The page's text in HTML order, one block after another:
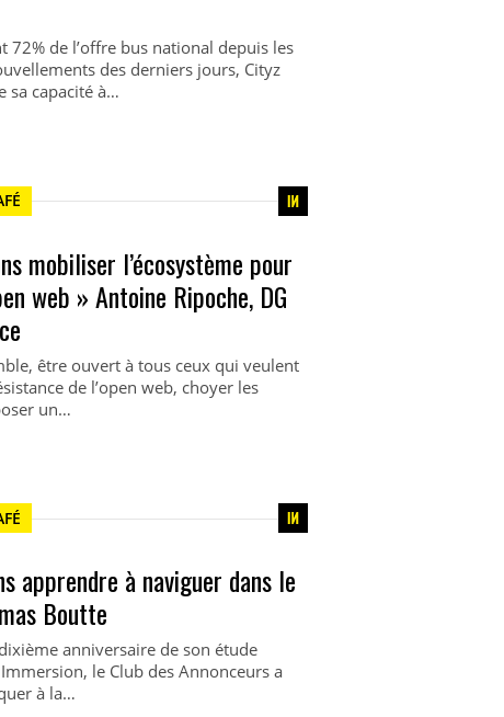
72% de l’offre bus national depuis les
des derniers jours, Cityz
sa capacité à…
mobiliser l’écosystème pour
web » Antoine Ripoche, DG
être ouvert à tous ceux qui veulent
de l’open web, choyer les
un…
apprendre à naviguer dans le
Boutte
anniversaire de son étude
le Club des Annonceurs a
à la…